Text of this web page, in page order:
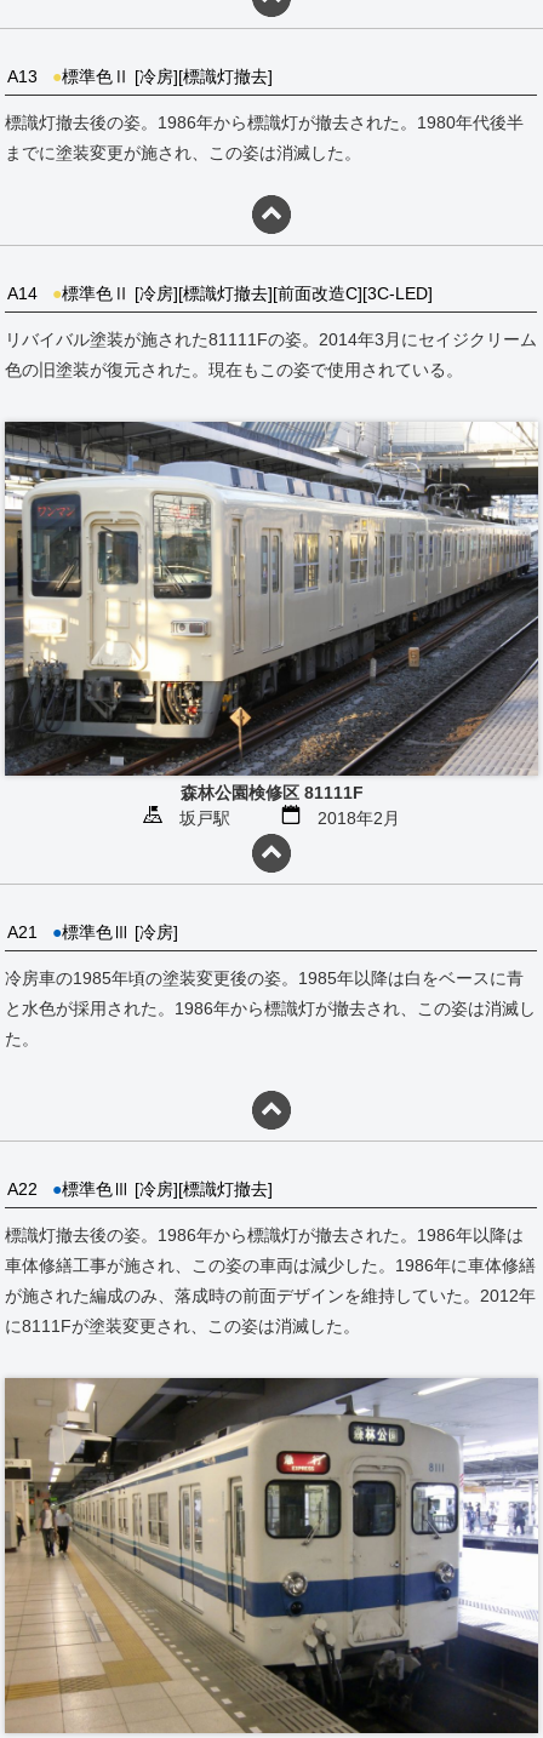
A13 ●標準色Ⅱ [冷房][標識灯撤去]
標識灯撤去後の姿。1986年から標識灯が撤去された。1980年代後半
までに塗装変更が施され、この姿は消滅した。
A14 ●標準色Ⅱ [冷房][標識灯撤去][前面改造C][3C-LED]
リバイバル塗装が施された81111Fの姿。2014年3月にセイジクリーム
色の旧塗装が復元された。現在もこの姿で使用されている。
森林公園検修区 81111F
坂戸駅
2018年2月
A21 ●標準色Ⅲ [冷房]
冷房車の1985年頃の塗装変更後の姿。1985年以降は白をベースに青
と水色が採用された。1986年から標識灯が撤去され、この姿は消滅し
た。
A22 ●標準色Ⅲ [冷房][標識灯撤去]
標識灯撤去後の姿。1986年から標識灯が撤去された。1986年以降は
車体修繕工事が施され、この姿の車両は減少した。1986年に車体修繕
が施された編成のみ、落成時の前面デザインを維持していた。2012年
に8111Fが塗装変更され、この姿は消滅した。